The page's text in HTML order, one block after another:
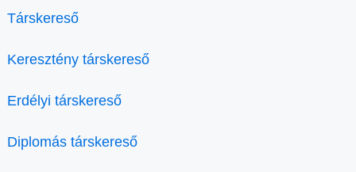
Társkereső
Keresztény társkereső
Erdélyi társkereső
Diplomás társkereső